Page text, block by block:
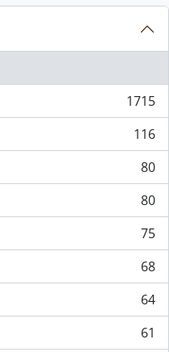
1715
116
80
80
75
68
64
61